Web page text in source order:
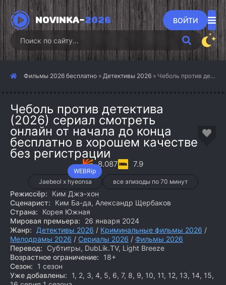
NOVINKA-2026 ВОЙТИ
Фильмы 2026 бесплатно » Детективы 2026 » Чеболь против детектива (2026)
Чеболь против детектива
(2026) сериал смотреть
онлайн от начала до конца
бесплатно в хорошем качестве
без регистрации
WEBRip
8.087 7.9
Jaebeol x hyeonsa все эпизоды по 70 минут
Режиссёр:
Ким Джэ-хон
Сценарист:
Ким Ба-да, Александр Щербаков
Страна:
Корея Южная
Мировая премьера:
26 января 2024
Жанр:
Детективы 2026 / Криминальные фильмы 2026 /
Мелодрамы 2026 / Сериалы 2026 / Фильмы 2026
Перевод:
Субтитры, DubLik.TV, Light Breeze
Возрастное ограничение:
18+
Сезон:
1 сезон
Уже добавлены:
1, 2, 3, 4, 5, 6, 7, 8, 9, 10, 11, 12, 13, 14, 15,